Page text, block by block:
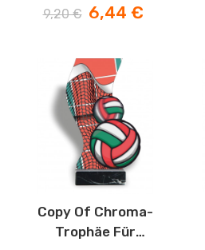
Verkaufspreis
9,20 € Preis
6,44 €
Copy Of Chroma-
Trophäe Für